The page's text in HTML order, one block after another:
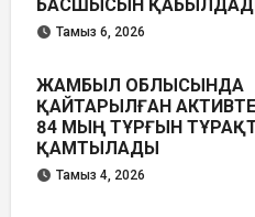
БАСШЫСЫН
Тамыз 6, 2026
ЖАМБЫЛ ОБЛЫСЫНДА
ҚАЙТАРЫЛҒАН
84 МЫҢ ТҰРҒЫН
ҚАМТЫЛАДЫ
Тамыз 4, 2026